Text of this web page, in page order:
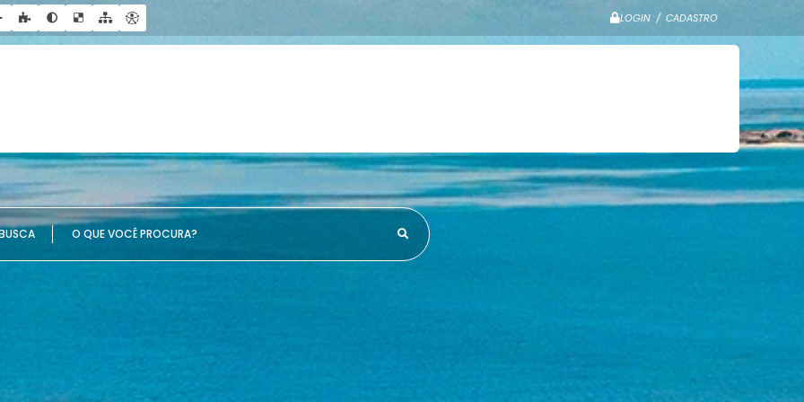
LOGIN / CADASTRO
VOCÊ PROCURA?